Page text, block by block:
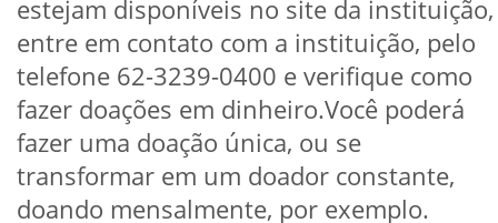
estejam disponíveis no site da instituição,
entre em contato com a instituição, pelo
telefone 62-3239-0400 e verifique como
fazer doações em dinheiro.Você poderá
fazer uma doação única, ou se
transformar em um doador constante,
doando mensalmente, por exemplo.